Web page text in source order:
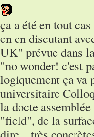
ça a été en tout
en en discutant
UK" prévue dans
"no wonder! c'est
logiquement ça va
universitaire
la docte
"field", de la